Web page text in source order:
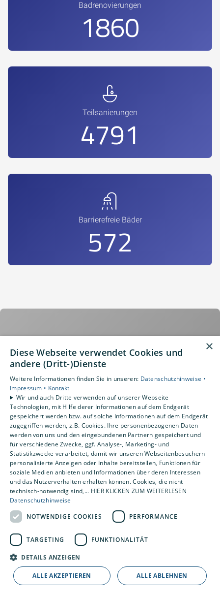
2592
Badrenovierungen
7643
Teilsanierungen
798
Barrierefreie Bäder
Ideen für Ihr neues Bad
alle Bilder anzeigen
Und das sagen unsere
×
Diese Webseite verwendet Cookies und
andere (Dritt-)Dienste
Weitere Informationen finden Sie in unseren: Datenschutzhinweise •
Impressum • Kontakt
Wir und auch Dritte verwenden auf unserer Webseite
Technologien, mit Hilfe derer Informationen auf dem Endgerät
gespeichert werden bzw. auf solche Informationen auf dem Endgerät
zugegriffen werden, z.B. Cookies. Ihre personenbezogenen Daten
werden von uns und den eingebundenen Partnern gespeichert und
für verschiedene Zwecke, ggf. Analyse-, Marketing- und
Statistikzwecke verarbeitet, damit wir unseren Webseitenbesuchern
personalisierte Anzeigen oder Inhalte bereitstellen, Funktionen für
soziale Medien anbieten und Informationen über deren Interessen
und das Nutzerverhalten erhalten können. Cookies, die nicht
technisch-notwendig sind,... HIER KLICKEN ZUM WEITERLESEN
Datenschutzhinweise
NOTWENDIGE COOKIES
PERFORMANCE
TARGETING FUNKTIONALITÄT
DETAILS ANZEIGEN
ALLE AKZEPTIEREN ALLE ABLEHNEN